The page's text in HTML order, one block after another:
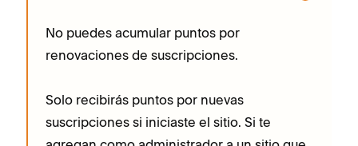
No puedes acumular puntos por
renovaciones de suscripciones.
Solo recibirás puntos por nuevas
suscripciones si iniciaste el sitio. Si te